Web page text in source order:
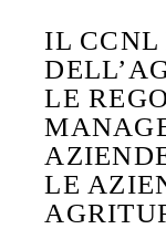
IL CCNL
LE
LE